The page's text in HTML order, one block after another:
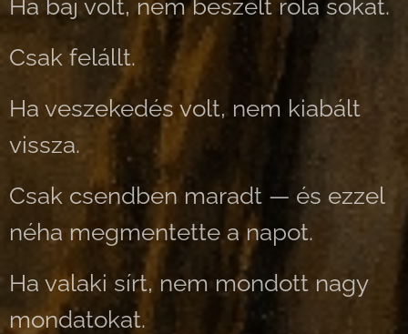
Ha baj volt, nem beszélt róla sokat.
Csak felállt.
Ha veszekedés volt, nem kiabált
vissza.
Csak csendben maradt — és ezzel
néha megmentette a napot.
Ha valaki sírt, nem mondott nagy
mondatokat.